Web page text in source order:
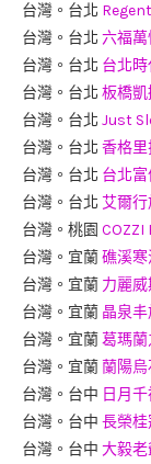
台灣。台北
台灣。台北 六福
台灣。台北 台北
台灣。台北 板橋
台灣。台北 Just
台灣。台北 香格
台灣。台北 台北
台灣。台北 艾爾行
台灣。桃園 COZZI
台灣。宜蘭礁溪
台灣。宜蘭 力麗
台灣。宜蘭 晶泉
台灣。宜蘭葛瑪
台灣。宜蘭蘭陽
台灣。台中 日月
台灣。台中 長榮
台灣。台中 大毅